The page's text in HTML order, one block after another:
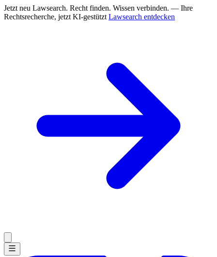
Jetzt neu Lawsearch. Recht finden. Wissen verbinden. — Ihre
Rechtsrecherche, jetzt KI-gestützt Lawsearch entdecken